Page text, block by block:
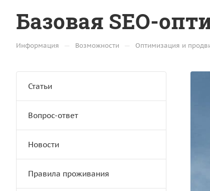
Базовая SEO-
Информация — Возможности — Оптимизация и
Статьи
Вопрос-ответ
Новости
Правила проживания